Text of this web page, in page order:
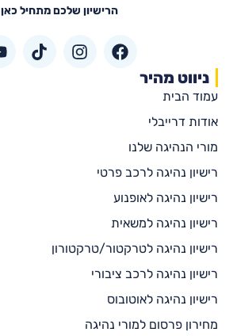
הרישיון שלכם מתחיל כאן
ניווט מהיר
עמוד הבית
אודות דרייבלי
מורי הנהיגה שלנו
רישיון נהיגה לרכב פרטי
רישיון נהיגה לאופנוע
רישיון נהיגה למשאית
רישיון נהיגה לטרקטור/טרקטורון
רישיון נהיגה לרכב ציבורי
רישיון נהיגה לאוטובוס
מחירון פרסום למורי נהיגה